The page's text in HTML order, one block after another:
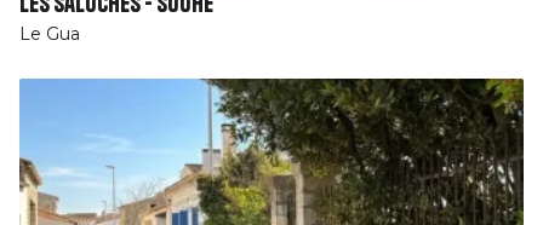
Le Gua